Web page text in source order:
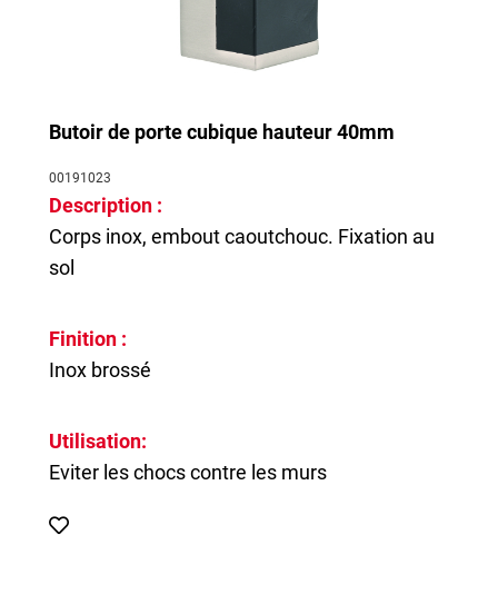
Butoir de porte cubique hauteur 40mm
00191023
Description :
Corps inox, embout caoutchouc. Fixation au
sol
Finition :
Inox brossé
Utilisation:
Eviter les chocs contre les murs